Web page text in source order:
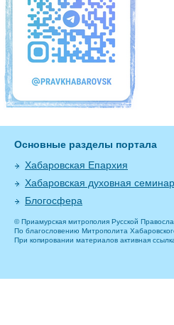
Основные разделы портала
Хабаровская Епархия
Хабаровская духовная
Блогосфера
© Приамурская митрополия Русской
По благословению Митрополита
При копировании материалов активная